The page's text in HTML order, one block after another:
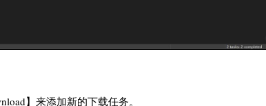
】来添加新的下载任务。